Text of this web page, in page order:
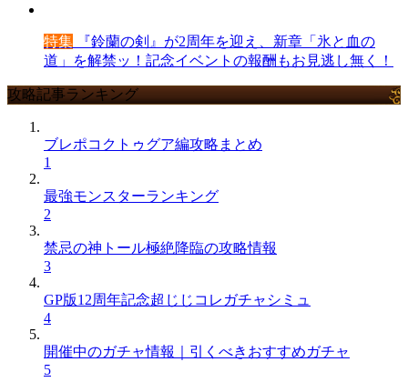
特集 『鈴蘭の剣』が2周年を迎え、新章「氷と血の
道」を解禁ッ！記念イベントの報酬もお見逃し無く！
攻略記事ランキング
ブレポコクトゥグア編攻略まとめ
1
最強モンスターランキング
2
禁忌の神トール極絶降臨の攻略情報
3
GP版12周年記念超じじコレガチャシミュ
4
開催中のガチャ情報｜引くべきおすすめガチャ
5